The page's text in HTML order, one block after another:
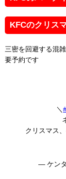
KFCのクリス
三密を回避する混
要予約です
＼
クリスマス
— ケン